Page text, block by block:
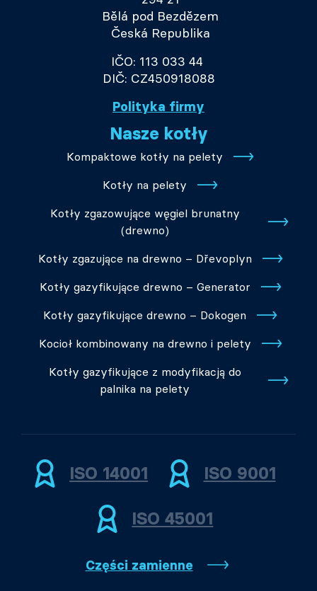
Bělá pod Bezdězem
Česká Republika
IČO: 113 033 44
DIČ: CZ450918088
Polityka firmy
Nasze kotły
Kompaktowe kotły na pelety
Kotły na pelety
Kotły zgazowujące węgiel brunatny
(drewno)
Kotły zgazujące na drewno – Dřevoplyn
Kotły gazyfikujące drewno – Generator
Kotły gazyfikujące drewno – Dokogen
Kocioł kombinowany na drewno i pelety
Kotły gazyfikujące z modyfikacją do
palnika na pelety
ISO 14001 ISO 9001
ISO 45001
Części zamienne